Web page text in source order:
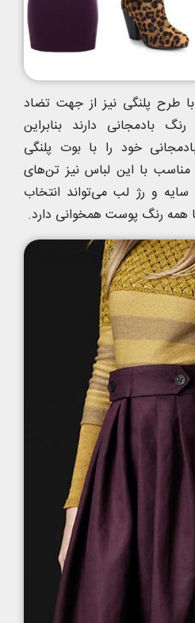
طرح پلنگی نیز از جهت تضاد
بادمجانی دارند بنابراین
خود را با بوت پلنگی
مناسب با این لباس نیز تن‌های
و رژ لب می‌تواند انتخاب
همه رنگ پوست همخوانی دارد.